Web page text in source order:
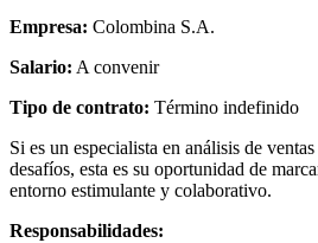
Empresa: Colombina S.A.
Salario: A convenir
Tipo de contrato: Término indefinido
Si es un especialista en análisis de
desafíos, esta es su oportunidad de
entorno estimulante y colaborativo.
Responsabilidades: